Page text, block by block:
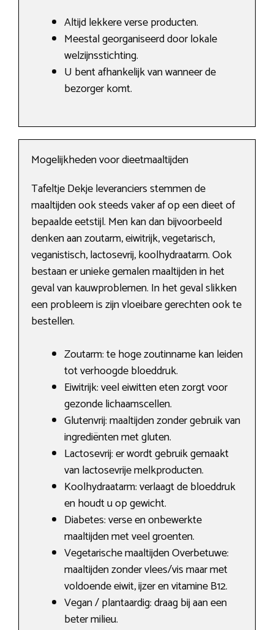
Altijd lekkere verse producten.
Meestal georganiseerd door lokale
welzijnsstichting.
U bent afhankelijk van wanneer de
bezorger komt.
Mogelijkheden voor dieetmaaltijden
Tafeltje Dekje leveranciers stemmen de
maaltijden ook steeds vaker af op een dieet of
bepaalde eetstijl. Men kan dan bijvoorbeeld
denken aan zoutarm, eiwitrijk, vegetarisch,
veganistisch, lactosevrij, koolhydraatarm. Ook
bestaan er unieke gemalen maaltijden in het
geval van kauwproblemen. In het geval slikken
een probleem is zijn vloeibare gerechten ook te
bestellen.
Zoutarm: te hoge zoutinname kan leiden
tot verhoogde bloeddruk.
Eiwitrijk: veel eiwitten eten zorgt voor
gezonde lichaamscellen.
Glutenvrij: maaltijden zonder gebruik van
ingrediënten met gluten.
Lactosevrij: er wordt gebruik gemaakt
van lactosevrije melkproducten.
Koolhydraatarm: verlaagt de bloeddruk
en houdt u op gewicht.
Diabetes: verse en onbewerkte
maaltijden met veel groenten.
Vegetarische maaltijden Overbetuwe:
maaltijden zonder vlees/vis maar met
voldoende eiwit, ijzer en vitamine B12.
Vegan / plantaardig: draag bij aan een
beter milieu.